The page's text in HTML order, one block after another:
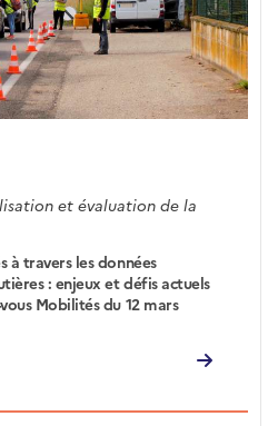
et évaluation de la
à travers les données
: enjeux et défis actuels
Mobilités du 12 mars